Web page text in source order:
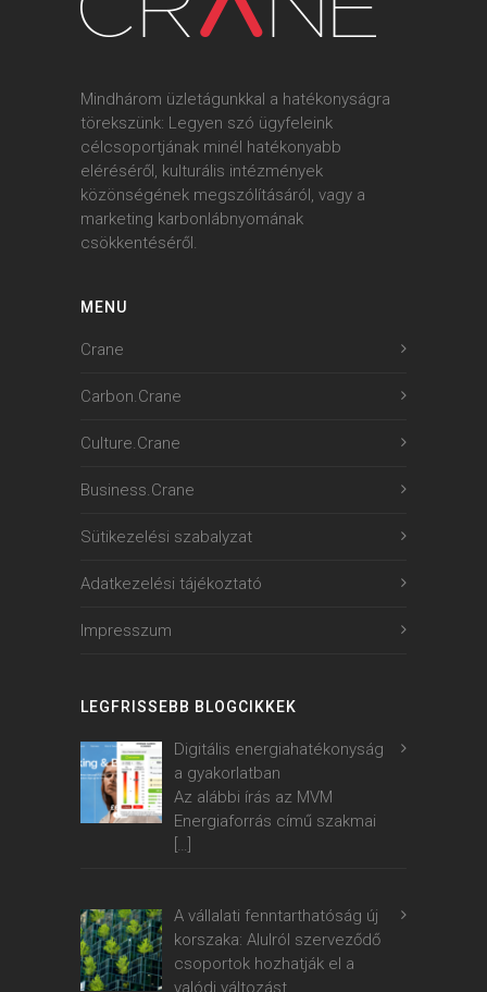
Mindhárom üzletágunkkal a hatékonyságra
törekszünk: Legyen szó ügyfeleink
célcsoportjának minél hatékonyabb
eléréséről, kulturális intézmények
közönségének megszólításáról, vagy a
marketing karbonlábnyomának
csökkentéséről.
MENU
Crane
Carbon.Crane
Culture.Crane
Business.Crane
Sütikezelési szabalyzat
Adatkezelési tájékoztató
Impresszum
LEGFRISSEBB BLOGCIKKEK
Digitális energiahatékonyság
a gyakorlatban
Az alábbi írás az MVM
Energiaforrás című szakmai
A vállalati fenntarthatóság új
korszaka: Alulról szerveződő
csoportok hozhatják el a
valódi változást